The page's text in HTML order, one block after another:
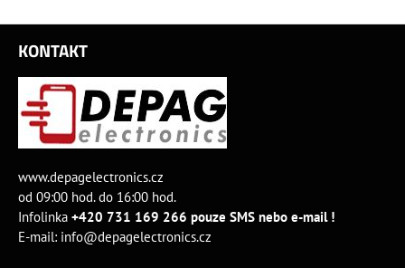
KONTAKT
www.depagelectronics.cz
od 09:00 hod. do 16:00 hod.
Infolinka +420 731 169 266 pouze SMS nebo e-mail !
E-mail: info@depagelectronics.cz